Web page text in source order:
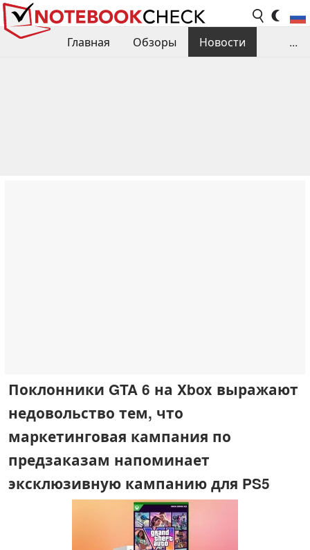
Главная Обзоры
Новости
...
Поклонники GTA 6 на Xbox выражают
недовольство тем, что
маркетинговая кампания по
предзаказам напоминает
эксклюзивную кампанию для PS5